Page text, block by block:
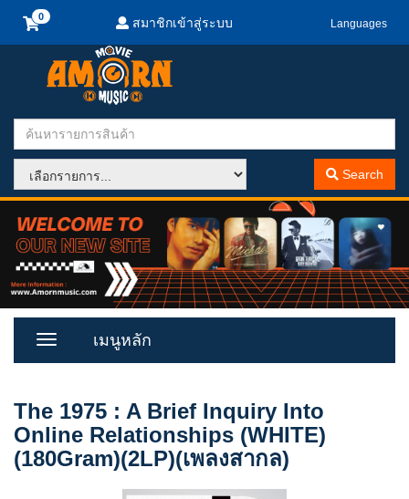
สมาชิกเข้าสู่ระบบ Languages
Search
Toggle
เมนูหลัก
The 1975 : A Brief Inquiry Into
Online Relationships (WHITE)
(180Gram)(2LP)(เพลงสากล)